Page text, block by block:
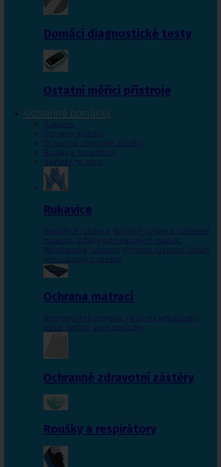
Domácí diagnostické testy
Ostatní měřící přístroje
Ochranné pomůcky
Rukavice
Ochrana matrací
Ochranné zdravotní zástěry
Roušky a respirátory
Návleky na obuv
Rukavice
Bavlněné rukavice, Nitrilové rukavice, Latexové
rukavice, Držáky jednorázových rukavic,
Mikrotenové rukavice, Vinylové rukavice, Držáky
jednorázových rukavic
Ochrana matrací
Nepropustná ochrana, Papír na vyšetřovací
lůžka, Textilní savé podložky
Ochranné zdravotní zástěry
Roušky a respirátory